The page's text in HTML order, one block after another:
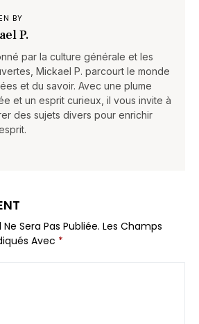
BY
P.
par la culture générale et les
Mickael P. parcourt le monde
et du savoir. Avec une plume
et un esprit curieux, il vous invite à
des sujets divers pour enrichir
Sera Pas Publiée. Les Champs
Avec *